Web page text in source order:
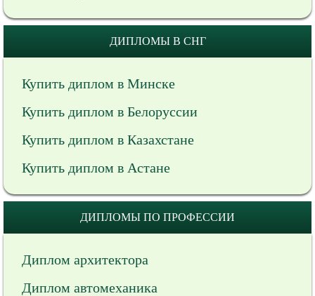
ДИПЛОМЫ В СНГ
Купить диплом в Минске
Купить диплом в Белоруссии
Купить диплом в Казахстане
Купить диплом в Астане
ДИПЛОМЫ ПО ПРОФЕССИИ
Диплом архитектора
Диплом автомеханика